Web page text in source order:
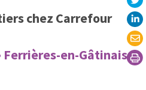
chez Carrefour
Ferrières-en-Gâtinais